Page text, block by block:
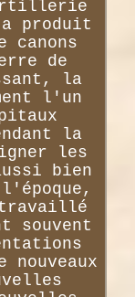
a produit
de
la
l'un
la
les
bien
travaillé
souvent
nouveaux